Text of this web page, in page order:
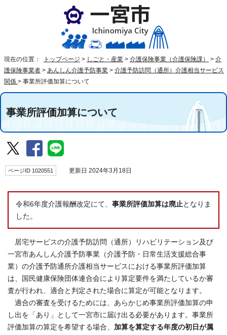
現在の位置： トップページ > しごと・産業 > 介護保険事業（介護保険課） > 介
護保険事業者 > あんしん介護予防事業 > 介護予防訪問（通所）介護相当サービス
関係 > 事業所評価加算について
事業所評価加算について
ページID 1020551 更新日 2024年3月18日
令和6年度介護報酬改定にて、 事業所評価加算は廃止となりま
した。
居宅サービスの介護予防訪問（通所）リハビリテーション及び
一宮市あんしん介護予防事業（介護予防・日常生活支援総合事
業）の介護予防通所介護相当サービスにおける事業所評価加算
は、国民健康保険団体連合会により算定要件を満たしているか審
査が行われ、適合と判定された場合に算定が可能となります。
適合の審査を受けるためには、あらかじめ事業所評価加算の申
し出を「あり」として一宮市に届け出る必要があります。事業所
評価加算の算定を希望する場合、 加算を算定する年度の初日が属